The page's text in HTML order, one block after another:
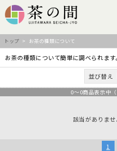
トップ > お茶の種類について
お茶の種類について簡単に調べられます。
並び替え
0～0商品表示中
該当がありませ
1